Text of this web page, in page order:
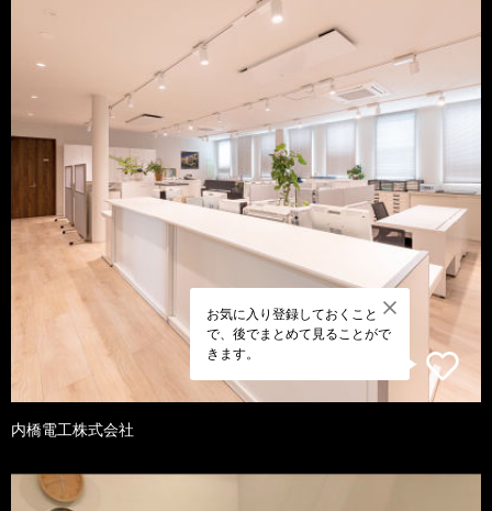
お気に入り登録しておくこと
で、後でまとめて見ることがで
きます。
内橋電工株式会社